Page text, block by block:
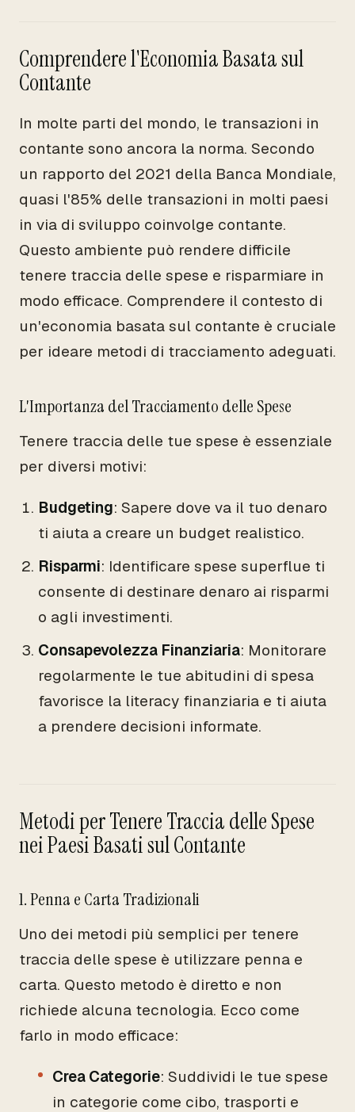
Comprendere l'Economia Basata sul
Contante
In molte parti del mondo, le transazioni in
contante sono ancora la norma. Secondo
un rapporto del 2021 della Banca Mondiale,
quasi l'85% delle transazioni in molti paesi
in via di sviluppo coinvolge contante.
Questo ambiente può rendere difficile
tenere traccia delle spese e risparmiare in
modo efficace. Comprendere il contesto di
un'economia basata sul contante è cruciale
per ideare metodi di tracciamento adeguati.
L'Importanza del Tracciamento delle Spese
Tenere traccia delle tue spese è essenziale
per diversi motivi:
Budgeting: Sapere dove va il tuo denaro
ti aiuta a creare un budget realistico.
Risparmi: Identificare spese superflue ti
consente di destinare denaro ai risparmi
o agli investimenti.
Consapevolezza Finanziaria: Monitorare
regolarmente le tue abitudini di spesa
favorisce la literacy finanziaria e ti aiuta
a prendere decisioni informate.
Metodi per Tenere Traccia delle Spese
nei Paesi Basati sul Contante
1. Penna e Carta Tradizionali
Uno dei metodi più semplici per tenere
traccia delle spese è utilizzare penna e
carta. Questo metodo è diretto e non
richiede alcuna tecnologia. Ecco come
farlo in modo efficace:
Crea Categorie: Suddividi le tue spese
in categorie come cibo, trasporti e